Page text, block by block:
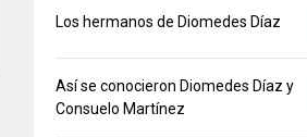
Los hermanos de Diomedes Díaz
Así se conocieron Diomedes Díaz y
Consuelo Martínez